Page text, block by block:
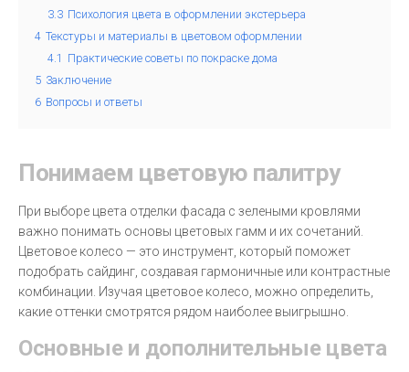
3.3 Психология цвета в оформлении экстерьера
4 Текстуры и материалы в цветовом оформлении
4.1 Практические советы по покраске дома
5 Заключение
6 Вопросы и ответы
Понимаем цветовую палитру
При выборе цвета отделки фасада с зелеными кровлями
важно понимать основы цветовых гамм и их сочетаний.
Цветовое колесо — это инструмент, который поможет
подобрать сайдинг, создавая гармоничные или контрастные
комбинации. Изучая цветовое колесо, можно определить,
какие оттенки смотрятся рядом наиболее выигрышно.
Основные и дополнительные цвета